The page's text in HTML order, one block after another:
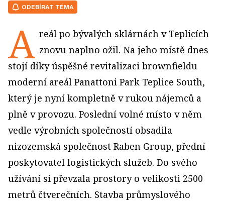
ODEBÍRAT TÉMA
A reál po bývalých sklárnách v Teplicích
znovu naplno ožil. Na jeho místě dnes
stojí díky úspěšné revitalizaci brownfieldu
moderní areál Panattoni Park Teplice South,
který je nyní kompletně v rukou nájemců a
plně v provozu. Poslední volné místo v něm
vedle výrobních společností obsadila
nizozemská společnost Raben Group, přední
poskytovatel logistických služeb. Do svého
užívání si převzala prostory o velikosti 2500
metrů čtverečních. Stavba průmyslového